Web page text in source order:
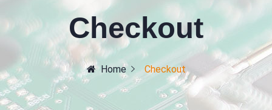
Checkout
Home Checkout